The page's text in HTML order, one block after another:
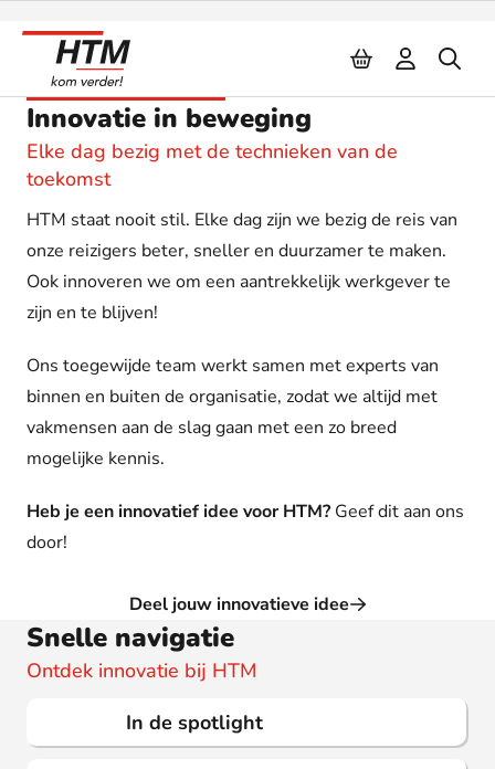
HTM innoveert!
Innovatie in beweging
Elke dag bezig met de technieken van de
toekomst
HTM staat nooit stil. Elke dag zijn we bezig de reis van
onze reizigers beter, sneller en duurzamer te maken.
Ook innoveren we om een aantrekkelijk werkgever te
zijn en te blijven!
Ons toegewijde team werkt samen met experts van
binnen en buiten de organisatie, zodat we altijd met
vakmensen aan de slag gaan met een zo breed
mogelijke kennis.
Heb je een innovatief idee voor HTM? Geef dit aan ons
door!
Deel jouw innovatieve idee
Snelle navigatie
Ontdek innovatie bij HTM
In de spotlight